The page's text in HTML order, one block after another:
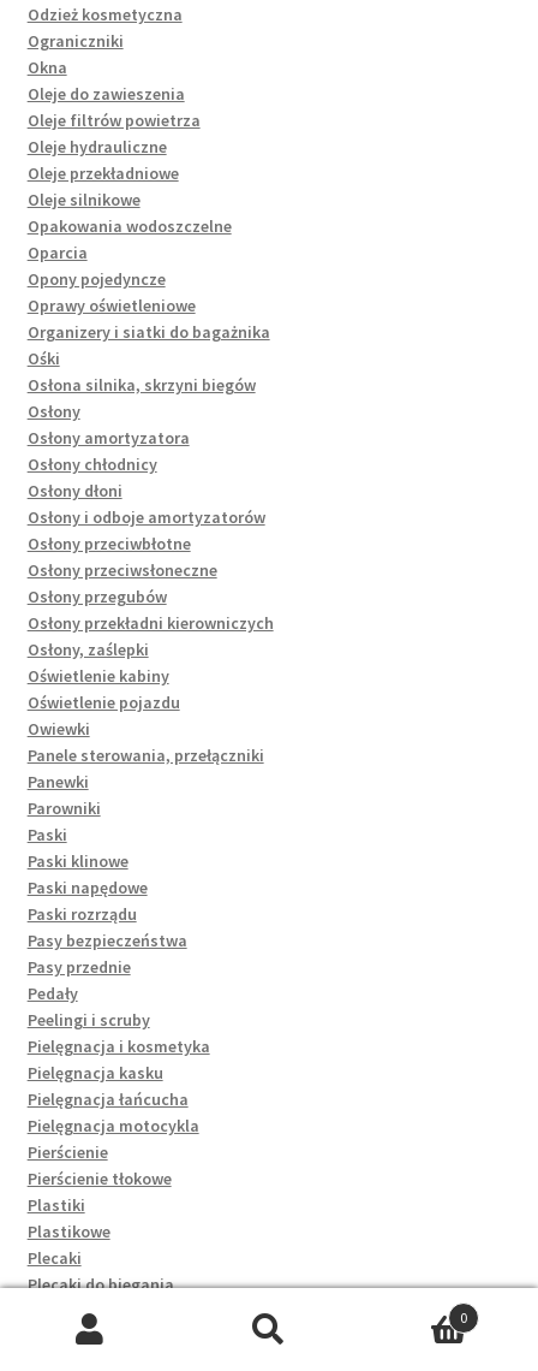
Odzież kosmetyczna
Ograniczniki
Okna
Oleje do zawieszenia
Oleje filtrów powietrza
Oleje hydrauliczne
Oleje przekładniowe
Oleje silnikowe
Opakowania wodoszczelne
Oparcia
Opony pojedyncze
Oprawy oświetleniowe
Organizery i siatki do bagażnika
Ośki
Osłona silnika, skrzyni biegów
Osłony
Osłony amortyzatora
Osłony chłodnicy
Osłony dłoni
Osłony i odboje amortyzatorów
Osłony przeciwbłotne
Osłony przeciwsłoneczne
Osłony przegubów
Osłony przekładni kierowniczych
Osłony, zaślepki
Oświetlenie kabiny
Oświetlenie pojazdu
Owiewki
Panele sterowania, przełączniki
Panewki
Parowniki
Paski
Paski klinowe
Paski napędowe
Paski rozrządu
Pasy bezpieczeństwa
Pasy przednie
Pedały
Peelingi i scruby
Pielęgnacja i kosmetyka
Pielęgnacja kasku
Pielęgnacja łańcucha
Pielęgnacja motocykla
Pierścienie
Pierścienie tłokowe
Plastiki
Plastikowe
Plecaki
Plecaki do biegania
Plecaki rowerowe
Plecaki szkolne
0